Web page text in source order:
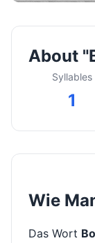
About
Syllables
1
Wie
Das Wort